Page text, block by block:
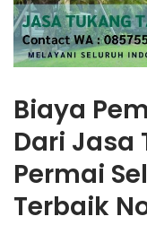
Biaya
Dari Jasa
Permai
Terbaik